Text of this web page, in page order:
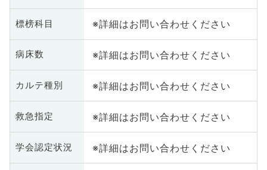
標榜科目 ※詳細はお問い合わせください
病床数 ※詳細はお問い合わせください
カルテ種別 ※詳細はお問い合わせください
救急指定 ※詳細はお問い合わせください
学会認定状況 ※詳細はお問い合わせください